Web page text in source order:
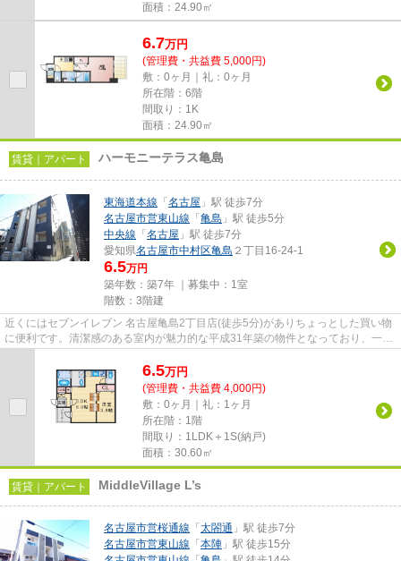
面積：24.90㎡
6.7万円
(管理費・共益費 5,000円)
敷：0ヶ月｜礼：0ヶ月
所在階：6階
間取り：1K
面積：24.90㎡
賃貸｜アパート ハーモニーテラス亀島
東海道本線 「 名古屋 」駅 徒歩7分
名古屋市営東山線 「 亀島 」駅 徒歩5分
中央線 「 名古屋 」駅 徒歩7分
愛知県名古屋市中村区亀島 ２丁目16-24-1
6.5万円
築年数：築7年 ｜募集中： 1室
階数：3階建
近くにはセブンイレブン 名古屋亀島2丁目店(徒歩5分)がありちょっとした買い物
に便利です。清潔感のある室内が魅力的な平成31年築の物件となっており、一押
6.5万円
(管理費・共益費 4,000円)
敷：0ヶ月｜礼：1ヶ月
所在階：1階
間取り：1LDK＋1S(納戸)
面積：30.60㎡
賃貸｜アパート MiddleVillage L’s
名古屋市営桜通線 「 太閤通 」駅 徒歩7分
名古屋市営東山線 「 本陣 」駅 徒歩15分